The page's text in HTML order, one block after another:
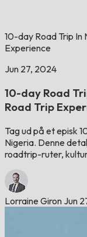
10-day Road Trip In
Experience
Jun 27, 2024
10-day Road
Road Trip
Tag ud på et episk
Nigeria. Denne
roadtrip-ruter,
Lorraine Giron Jun